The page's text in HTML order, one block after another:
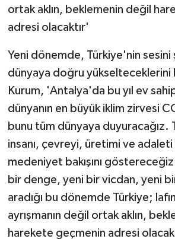
ortak aklın, beklemenin değil
adresi olacaktır'
Yeni dönemde, Türkiye'nin sesini
dünyaya doğru yükselteceklerini
Kurum, 'Antalya'da bu yıl ev
dünyanın en büyük iklim zirvesi
bunu tüm dünyaya duyuracağız.
insanı, çevreyi, üretimi ve
medeniyet bakışını
bir denge, yeni bir vicdan, yeni
aradığı bu dönemde Türkiye;
ayrışmanın değil ortak aklın,
harekete geçmenin adresi